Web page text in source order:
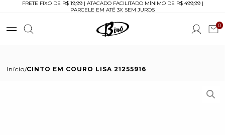
FRETE FIXO DE R$ 19,99 | ATACADO FACILITADO MÍNIMO DE R$ 499,99 |
PARCELE EM ATÉ 3X SEM JUROS
0
Início CINTO EM COURO LISA 21255916